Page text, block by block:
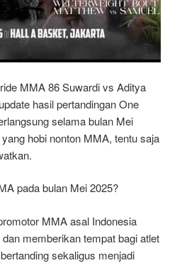
MMA 86 Suwardi vs Aditya
hasil pertandingan One
selama bulan Mei
hobi nonton MMA, tentu saja
pada bulan Mei 2025?
MMA asal Indonesia
memberikan tempat bagi atlet
sekaligus menjadi